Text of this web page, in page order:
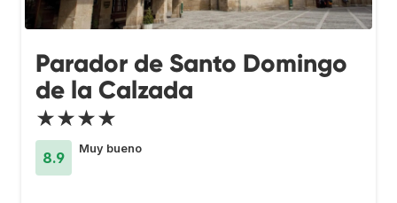
Parador de Santo Domingo
de la Calzada
★★★★
8.9
Muy bueno